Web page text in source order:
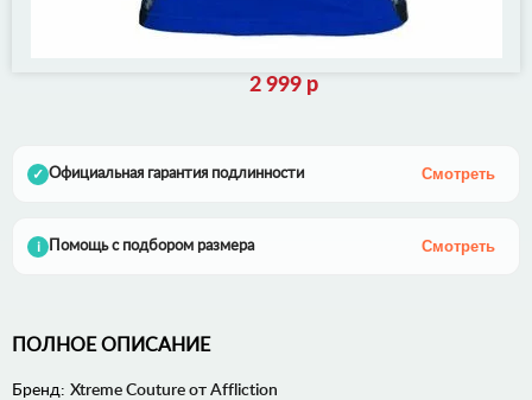
2 999 р
✓ Официальная гарантия подлинности Смотреть
i Помощь с подбором размера Смотреть
ПОЛНОЕ ОПИСАНИЕ
Бренд: Xtreme Couture от Affliction